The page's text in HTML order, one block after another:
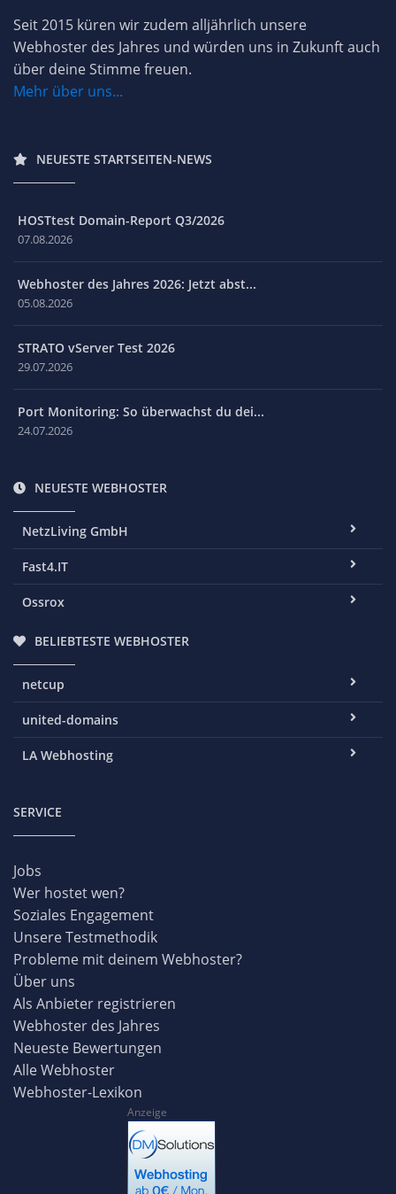
Seit 2015 küren wir zudem alljährlich unsere
Webhoster des Jahres und würden uns in Zukunft auch
über deine Stimme freuen.
Mehr über uns...
NEUESTE STARTSEITEN-NEWS
HOSTtest Domain-Report Q3/2026
07.08.2026
Webhoster des Jahres 2026: Jetzt abst...
05.08.2026
STRATO vServer Test 2026
29.07.2026
Port Monitoring: So überwachst du dei...
24.07.2026
NEUESTE WEBHOSTER
NetzLiving GmbH
Fast4.IT
Ossrox
BELIEBTESTE WEBHOSTER
netcup
united-domains
LA Webhosting
SERVICE
Jobs
Wer hostet wen?
Soziales Engagement
Unsere Testmethodik
Probleme mit deinem Webhoster?
Über uns
Als Anbieter registrieren
Webhoster des Jahres
Neueste Bewertungen
Alle Webhoster
Webhoster-Lexikon
Anzeige